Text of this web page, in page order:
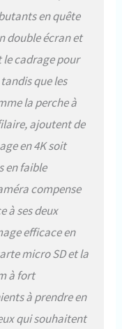
en quête
double écran et
cadrage pour
que les
la perche à
ajoutent de
en 4K soit
en faible
compense
à ses deux
efficace en
micro SD et la
à fort
à prendre en
qui souhaitent